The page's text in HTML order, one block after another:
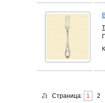
Страница: 1 2